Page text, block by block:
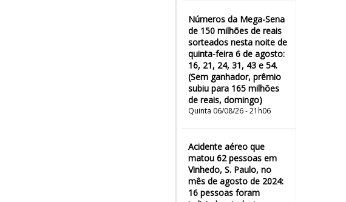
Números da Mega-Sena
de 150 milhões de reais
sorteados nesta noite de
quinta-feira 6 de agosto:
16, 21, 24, 31, 43 e 54.
(Sem ganhador, prêmio
subiu para 165 milhões
de reais, domingo)
Quinta 06/08/26 - 21h06
Acidente aéreo que
matou 62 pessoas em
Vinhedo, S. Paulo, no
mês de agosto de 2024:
16 pessoas foram